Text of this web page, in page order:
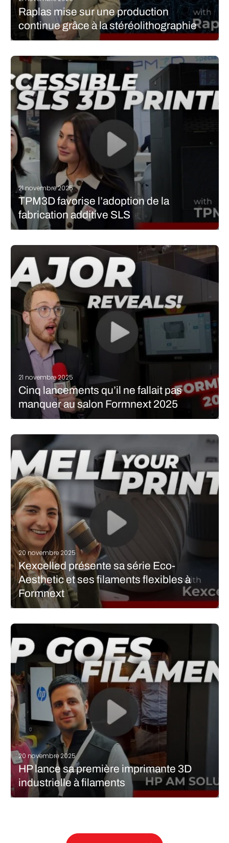
Raplas mise sur une production
continue grâce à la stéréolithographie
référence en matière d’impression 3D, faisant partie des
premières techniques développées sur le marché. Offrant
précision et détail, elle est souvent confrontée à un souci de
productivité, avec une mise à…
LIRE LA SUITE
21 novembre 2025
TPM3D favorise l’adoption de la
fabrication additive SLS
aux industriels ayant une capacité d’investissement importante.
Depuis quelques années, le SLS tend à se démocratiser grâce à
des machines plus accessibles en termes d’utilisation mais
surtout de coûts.…
LIRE LA SUITE
21 novembre 2025
Cinq lancements qu’il ne fallait pas
manquer au salon Formnext 2025
le secteur de la fabrication additive, et cette année a été marquée
par un mélange équilibré de nouveaux lancements axés sur le
matériel, les logiciels et les flux de travail.…
LIRE LA SUITE
20 novembre 2025
Kexcelled présente sa série Eco-
Aesthetic et ses filaments flexibles à
Formnext
innovations les plus remarquables en matière de matériaux :
thé et du bambou. Connue pour sa large gamme de filaments
et…
LIRE LA SUITE
20 novembre 2025
HP lance sa première imprimante 3D
industrielle à filaments